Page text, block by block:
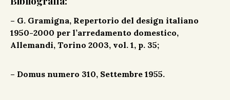
– G. Gramigna, Repertorio del design italiano
1950-2000 per l’arredamento domestico,
Allemandi, Torino 2003, vol. 1, p. 35;
– Domus numero 310, Settembre 1955.